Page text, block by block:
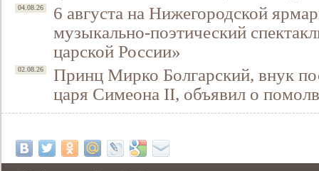
04.08.26
6 августа на Нижегородской
музыкально-поэтический
царской России»
02.08.26
Принц Мирко Болгарский, внук
царя Симеона II, объявил о